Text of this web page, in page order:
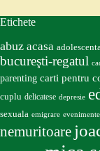
Etichete
abuz acasa
bucureşti-regatul
parenting carti pentru
cuplu delicatese depresie
sexuala emigrare
nemuritoare